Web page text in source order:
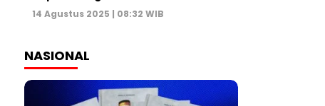
14 Agustus 2025 | 08:32 WIB
NASIONAL